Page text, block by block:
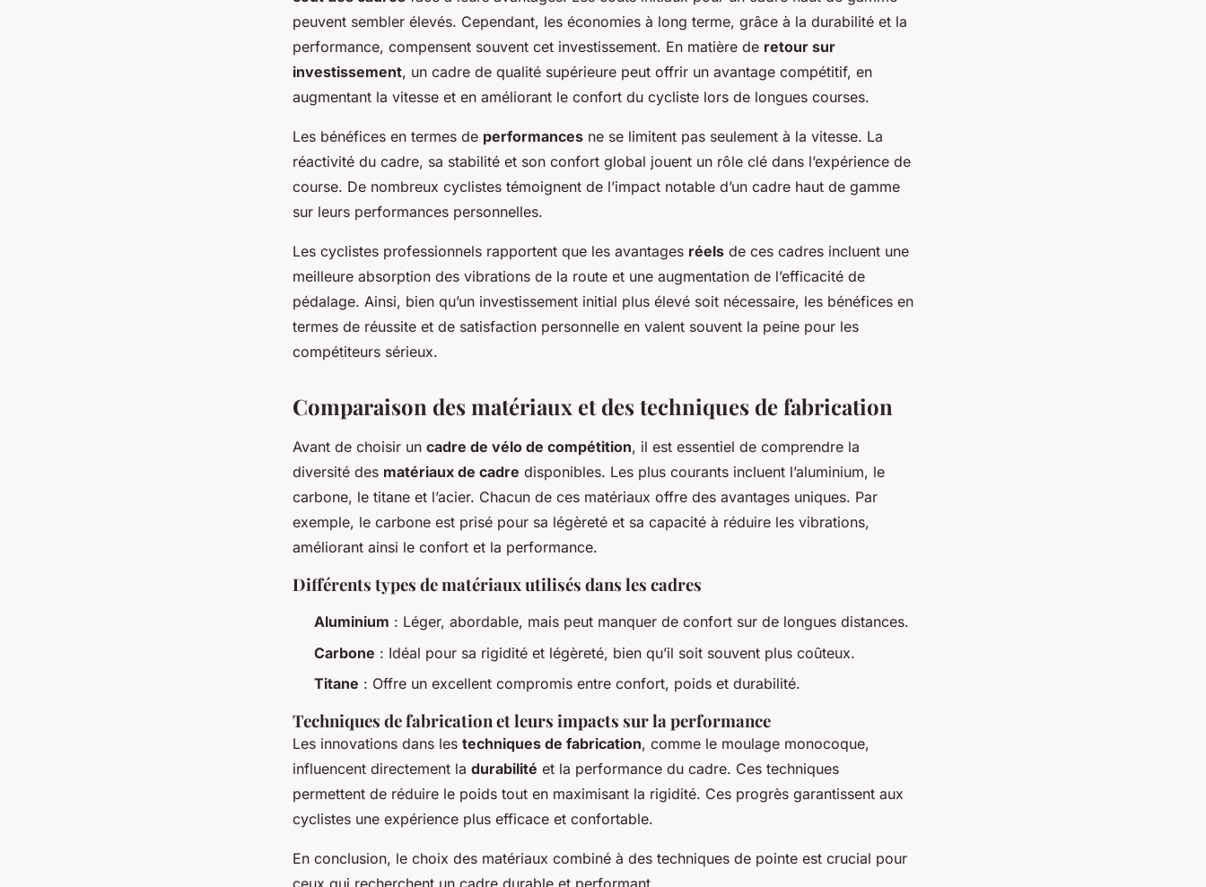
peuvent sembler élevés. Cependant, les économies à long terme, grâce à la durabilité et la
performance, compensent souvent cet investissement. En matière de retour sur
investissement, un cadre de qualité supérieure peut offrir un avantage compétitif, en
augmentant la vitesse et en améliorant le confort du cycliste lors de longues courses.
Les bénéfices en termes de performances ne se limitent pas seulement à la vitesse. La
réactivité du cadre, sa stabilité et son confort global jouent un rôle clé dans l’expérience de
course. De nombreux cyclistes témoignent de l’impact notable d’un cadre haut de gamme
sur leurs performances personnelles.
Les cyclistes professionnels rapportent que les avantages réels de ces cadres incluent une
meilleure absorption des vibrations de la route et une augmentation de l’efficacité de
pédalage. Ainsi, bien qu’un investissement initial plus élevé soit nécessaire, les bénéfices en
termes de réussite et de satisfaction personnelle en valent souvent la peine pour les
compétiteurs sérieux.
Comparaison des matériaux et des techniques de fabrication
Avant de choisir un cadre de vélo de compétition, il est essentiel de comprendre la
diversité des matériaux de cadre disponibles. Les plus courants incluent l’aluminium, le
carbone, le titane et l’acier. Chacun de ces matériaux offre des avantages uniques. Par
exemple, le carbone est prisé pour sa légèreté et sa capacité à réduire les vibrations,
améliorant ainsi le confort et la performance.
Différents types de matériaux utilisés dans les cadres
Aluminium : Léger, abordable, mais peut manquer de confort sur de longues distances.
Carbone : Idéal pour sa rigidité et légèreté, bien qu’il soit souvent plus coûteux.
Titane : Offre un excellent compromis entre confort, poids et durabilité.
Techniques de fabrication et leurs impacts sur la performance
Les innovations dans les techniques de fabrication, comme le moulage monocoque,
influencent directement la durabilité et la performance du cadre. Ces techniques
permettent de réduire le poids tout en maximisant la rigidité. Ces progrès garantissent aux
cyclistes une expérience plus efficace et confortable.
En conclusion, le choix des matériaux combiné à des techniques de pointe est crucial pour
ceux qui recherchent un cadre durable et performant.